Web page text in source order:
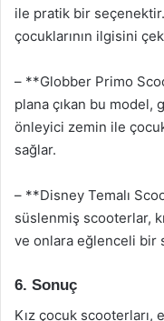
ile pratik bir
çocuklarının ilgisini
– **Globber Primo
plana çıkan bu model,
önleyici zemin ile
sağlar.
– **Disney Temalı
süslenmiş scooterlar,
ve onlara eğlenceli bir
6. Sonuç
Kız çocuk scooterları,